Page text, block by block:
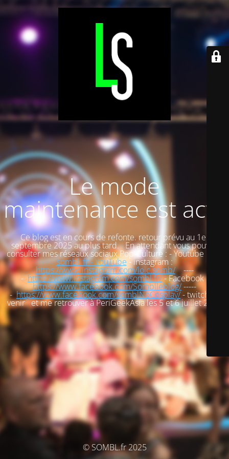
Le mode
maintenance est actif
Ce blog est en cours de refonte. retour prévu au 1er
septembre 2025 au plus tard. En attendant vous pouvez
consulter mes réseaux sociaux Pop-Culture : - Youtube :
sombl_fr - YouTube - instagram :
https://www.instagram.com/loic.somb/----
-https://www.instagram.com/sombl.fr/- Facebook :
https://www.facebook.com/Somblleblog/-----
-https://www.facebook.com/somblNoCosplay/- twitch : à
venir et me retrouver à PeriGeekAsia les 5 et 6 juillet 2025
© SOMBL.fr 2025